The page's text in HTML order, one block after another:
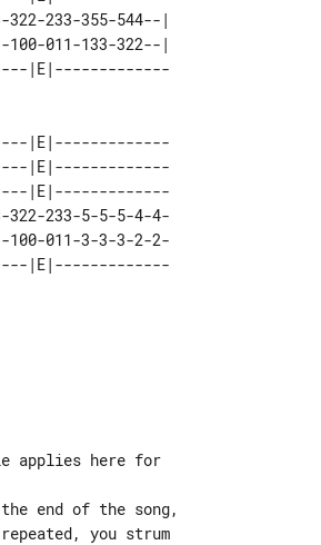
322-233-355-544--|
100-011-133-322--|
|E|-------------
|E|-------------
|E|-------------
322-233-5-5-5-4-4-
100-011-3-3-3-2-2-
|E|-------------
applies here for
end of the song,
you strum